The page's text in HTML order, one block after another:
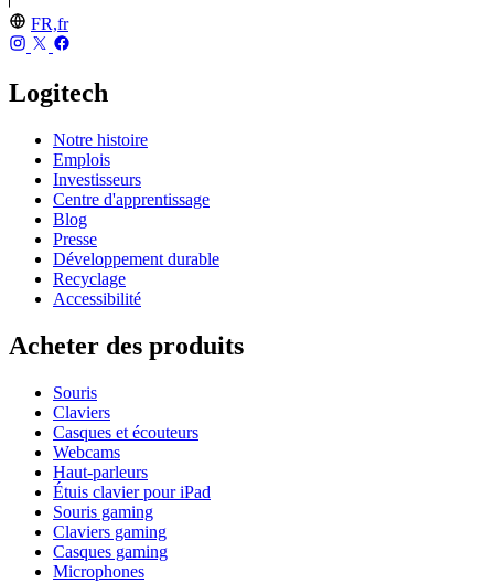
FR,fr
Logitech
Notre histoire
Emplois
Investisseurs
Centre d'apprentissage
Blog
Presse
Développement durable
Recyclage
Accessibilité
Acheter des produits
Souris
Claviers
Casques et écouteurs
Webcams
Haut-parleurs
Étuis clavier pour iPad
Souris gaming
Claviers gaming
Casques gaming
Microphones